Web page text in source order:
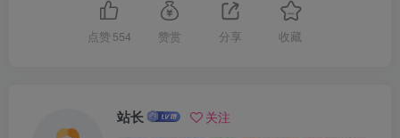
点赞 554 赞赏 分享 收藏
站长 关注